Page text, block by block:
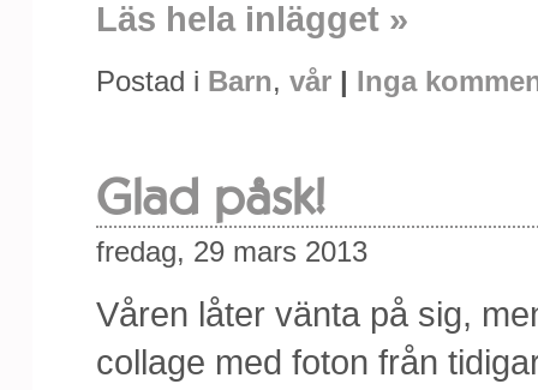
Läs hela inlägget »
Postad i Barn, vår | Inga
Glad påsk!
fredag, 29 mars 2013
Våren låter vänta på sig,
collage med foton från